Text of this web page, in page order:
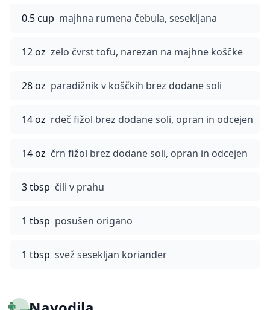
0.5 cup majhna rumena čebula, sesekljana
12 oz zelo čvrst tofu, narezan na majhne koščke
28 oz paradižnik v koščkih brez dodane soli
14 oz rdeč fižol brez dodane soli, opran in odcejen
14 oz črn fižol brez dodane soli, opran in odcejen
3 tbsp čili v prahu
1 tbsp posušen origano
1 tbsp svež sesekljan koriander